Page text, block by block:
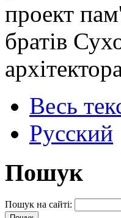
проект
братів
Весь
Русский
Пошук
Пошук на сайті: